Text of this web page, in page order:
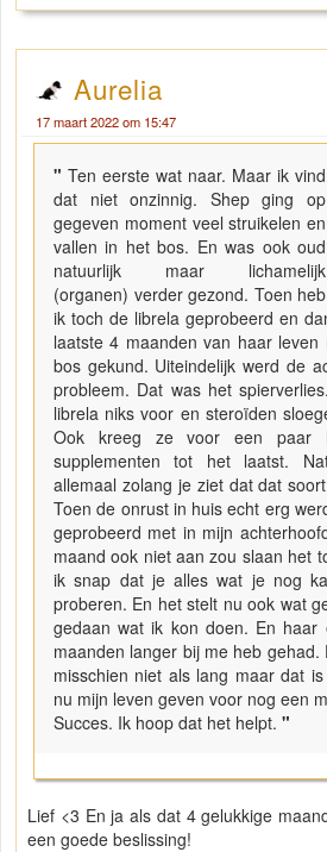
Aurelia
17 maart 2022 om 15:47
"Ten eerste wat naar. Maar ik vind
dat niet onzinnig. Shep ging op
gegeven moment veel struikelen en
vallen in het bos. En was ook oud
natuurlijk maar lichamelijk
(organen) verder gezond. Toen heb
ik toch de librela geprobeerd en
laatste 4 maanden van haar
bos gekund. Uiteindelijk werd de
probleem. Dat was het
librela niks voor en steroïden
Ook kreeg ze voor een paar
supplementen tot het laatst.
allemaal zolang je ziet dat dat
Toen de onrust in huis echt erg
geprobeerd met in mijn
maand ook niet aan zou slaan het
ik snap dat je alles wat je nog
proberen. En het stelt nu ook wat
gedaan wat ik kon doen. En haar
maanden langer bij me heb gehad.
misschien niet als lang maar dat
nu mijn leven geven voor nog een
Succes. Ik hoop dat het helpt. "
Lief <3 En ja als dat 4 gelukkige
een goede beslissing!